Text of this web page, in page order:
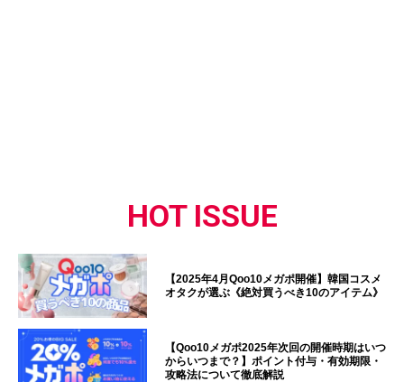
HOT ISSUE
【2025年4月Qoo10メガポ開催】韓国コスメ
オタクが選ぶ《絶対買うべき10のアイテム》
【Qoo10メガポ2025年次回の開催時期はいつ
からいつまで？】ポイント付与・有効期限・
攻略法について徹底解説